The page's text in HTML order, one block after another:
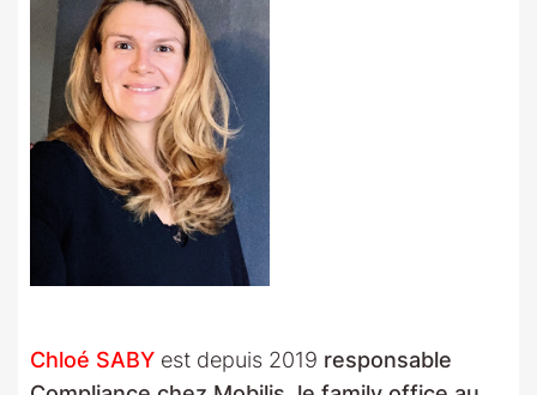
Chloé SABY est depuis 2019 responsable